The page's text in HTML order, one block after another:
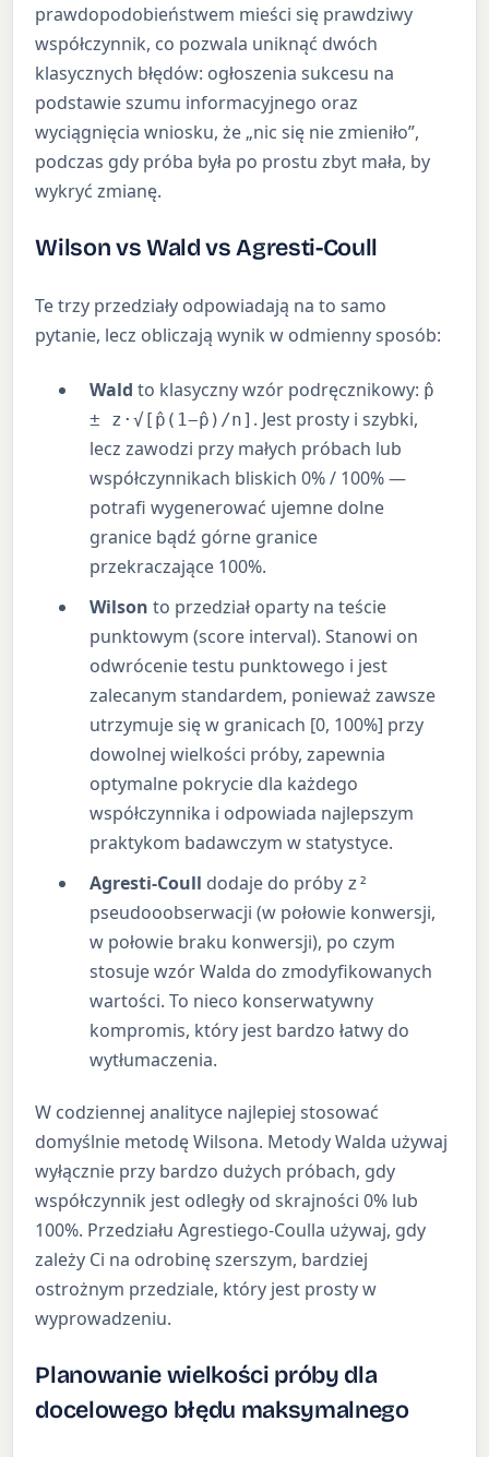
prawdopodobieństwem mieści się prawdziwy
współczynnik, co pozwala uniknąć dwóch
klasycznych błędów: ogłoszenia sukcesu na
podstawie szumu informacyjnego oraz
wyciągnięcia wniosku, że „nic się nie zmieniło”,
podczas gdy próba była po prostu zbyt mała, by
wykryć zmianę.
Wilson vs Wald vs Agresti-Coull
Te trzy przedziały odpowiadają na to samo
pytanie, lecz obliczają wynik w odmienny sposób:
Wald to klasyczny wzór podręcznikowy: p̂
± z·√[p̂(1−p̂)/n] . Jest prosty i szybki,
lecz zawodzi przy małych próbach lub
współczynnikach bliskich 0% / 100% —
potrafi wygenerować ujemne dolne
granice bądź górne granice
przekraczające 100%.
Wilson to przedział oparty na teście
punktowym (score interval). Stanowi on
odwrócenie testu punktowego i jest
zalecanym standardem, ponieważ zawsze
utrzymuje się w granicach [0, 100%] przy
dowolnej wielkości próby, zapewnia
optymalne pokrycie dla każdego
współczynnika i odpowiada najlepszym
praktykom badawczym w statystyce.
Agresti-Coull dodaje do próby z²
pseudooobserwacji (w połowie konwersji,
w połowie braku konwersji), po czym
stosuje wzór Walda do zmodyfikowanych
wartości. To nieco konserwatywny
kompromis, który jest bardzo łatwy do
wytłumaczenia.
W codziennej analityce najlepiej stosować
domyślnie metodę Wilsona. Metody Walda używaj
wyłącznie przy bardzo dużych próbach, gdy
współczynnik jest odległy od skrajności 0% lub
100%. Przedziału Agrestiego-Coulla używaj, gdy
zależy Ci na odrobinę szerszym, bardziej
ostrożnym przedziale, który jest prosty w
wyprowadzeniu.
Planowanie wielkości próby dla
docelowego błędu maksymalnego